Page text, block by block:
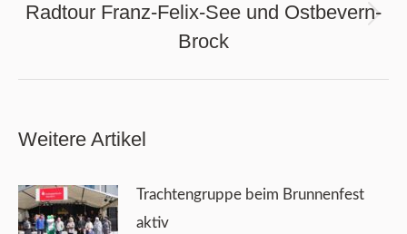
Radtour Franz-Felix-See und Ostbevern-
Brock
Weitere Artikel
Trachtengruppe beim Brunnenfest
aktiv